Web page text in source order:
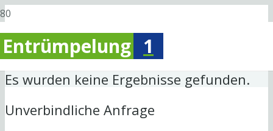
Entrümpelung 1
Es wurden keine Ergebnisse gefunden.
Unverbindliche Anfrage